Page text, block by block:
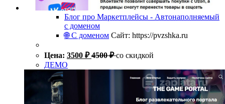
Блог про Маркетплейсы - Автонаполняемый
с доменом
🌐 С доменом Сайт: https://pvzshka.ru
Цена: 3500 ₽ 4500₽ со скидкой
ДЕМО